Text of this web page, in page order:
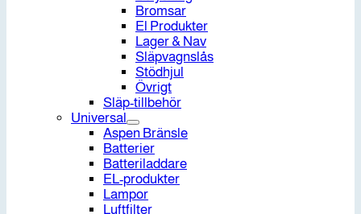
Bromsar
El Produkter
Lager & Nav
Släpvagnslås
Stödhjul
Övrigt
Släp-tillbehör
Universal
Aspen Bränsle
Batterier
Batteriladdare
EL-produkter
Lampor
Luftfilter